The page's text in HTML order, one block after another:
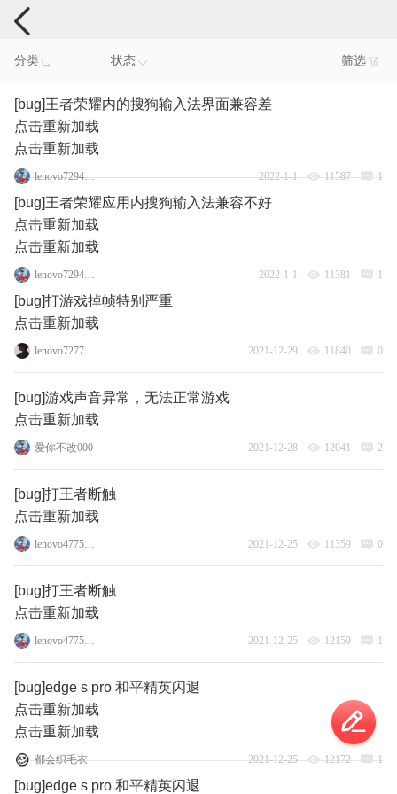
手机反馈
分类 状态 筛选
[bug]王者荣耀内的搜狗输入法界面兼容差
点击重新加载
点击重新加载
lenovo72947950 2022-1-1 11587 1
[bug]王者荣耀应用内搜狗输入法兼容不好
点击重新加载
点击重新加载
lenovo72947950 2022-1-1 11381 1
[bug]打游戏掉帧特别严重
点击重新加载
lenovo72779842 2021-12-29 11840 0
[bug]游戏声音异常，无法正常游戏
点击重新加载
爱你不改000 2021-12-28 12041 2
[bug]打王者断触
点击重新加载
lenovo47752358 2021-12-25 11359 0
[bug]打王者断触
点击重新加载
lenovo47752358 2021-12-25 12159 1
[bug]edge s pro 和平精英闪退
点击重新加载
点击重新加载
都会织毛衣 2021-12-25 12172 1
[bug]edge s pro 和平精英闪退